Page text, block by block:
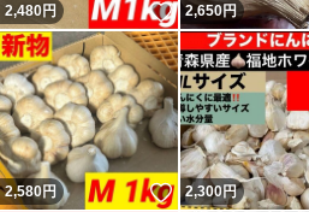
2,480円 いいね！
2,650円
2,580円 いいね！
2,300円